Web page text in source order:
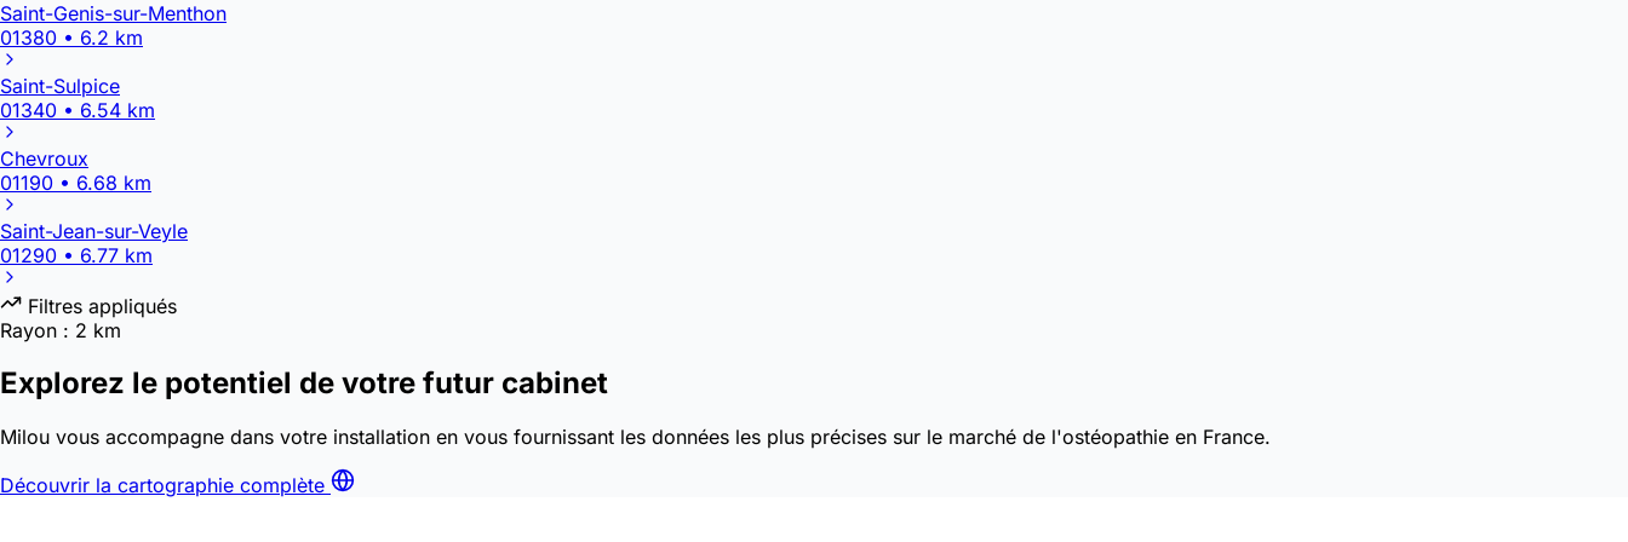
Saint-Genis-sur-Menthon
01380 • 6.2 km
Saint-Sulpice
01340 • 6.54 km
Chevroux
01190 • 6.68 km
Saint-Jean-sur-Veyle
01290 • 6.77 km
Filtres appliqués
Rayon : 2 km
Explorez le potentiel de votre futur cabinet
Milou vous accompagne dans votre installation en vous fournissant les données les plus précises sur le marché de l'ostéopathie en France.
Découvrir la cartographie complète